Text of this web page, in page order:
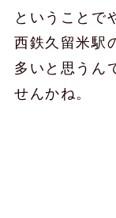
ということで
西鉄久留米駅
多いと思うん
せんかね。